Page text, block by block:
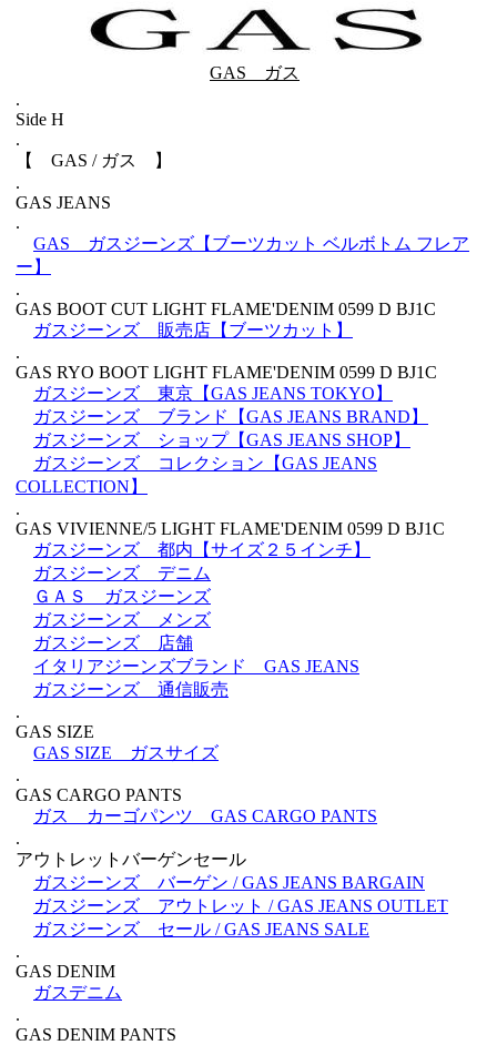
GAS ガス
.
Side H
.
【 GAS / ガス 】
.
GAS JEANS
.
GAS ガスジーンズ【ブーツカット ベルボトム フレア
ー】
.
GAS BOOT CUT LIGHT FLAME'DENIM 0599 D BJ1C
ガスジーンズ 販売店【ブーツカット】
.
GAS RYO BOOT LIGHT FLAME'DENIM 0599 D BJ1C
ガスジーンズ 東京【GAS JEANS TOKYO】
ガスジーンズ ブランド【GAS JEANS BRAND】
ガスジーンズ ショップ【GAS JEANS SHOP】
ガスジーンズ コレクション【GAS JEANS
COLLECTION】
.
GAS VIVIENNE/5 LIGHT FLAME'DENIM 0599 D BJ1C
ガスジーンズ 都内【サイズ２５インチ】
ガスジーンズ デニム
ＧＡＳ ガスジーンズ
ガスジーンズ メンズ
ガスジーンズ 店舗
イタリアジーンズブランド GAS JEANS
ガスジーンズ 通信販売
.
GAS SIZE
GAS SIZE ガスサイズ
.
GAS CARGO PANTS
ガス カーゴパンツ GAS CARGO PANTS
.
アウトレットバーゲンセール
ガスジーンズ バーゲン / GAS JEANS BARGAIN
ガスジーンズ アウトレット / GAS JEANS OUTLET
ガスジーンズ セール / GAS JEANS SALE
.
GAS DENIM
ガスデニム
.
GAS DENIM PANTS